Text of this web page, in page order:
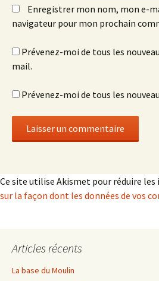
Enregistrer mon nom, mon e-
navigateur pour mon prochain
Prévenez-moi de tous les
mail.
Prévenez-moi de tous les
Ce site utilise Akismet pour réduire les
sur la façon dont les données de vos
Articles récents
La base du Moulin